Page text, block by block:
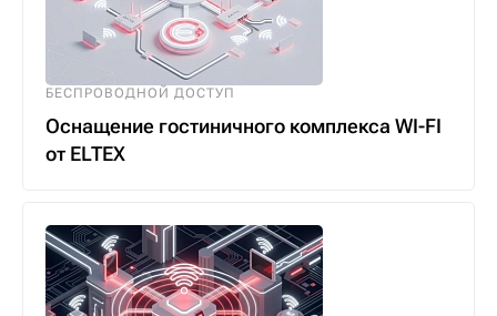
БЕСПРОВОДНОЙ ДОСТУП
Оснащение гостиничного комплекса WI-FI
от ELTEX